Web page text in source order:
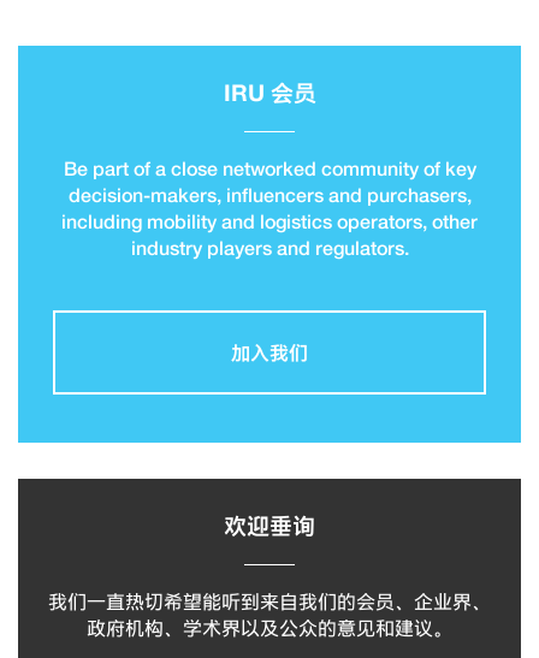
IRU 会员
Be part of a close networked community of key
decision-makers, influencers and purchasers,
including mobility and logistics operators, other
industry players and regulators.
加入我们
欢迎垂询
我们一直热切希望能听到来自我们的会员、企业界、
政府机构、学术界以及公众的意见和建议。